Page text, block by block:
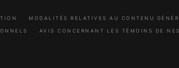
MODALITÉS RELATIVES AU CONTENU
AVIS CONCERNANT LES TÉMOINS DE